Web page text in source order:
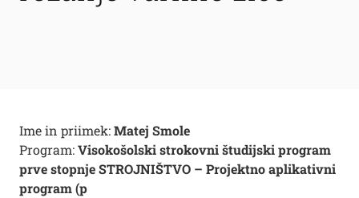
Ime in priimek:Matej Smole
Program:Visokošolski strokovni študijski program
prve stopnje STROJNIŠTVO – Projektno aplikativni
program (p